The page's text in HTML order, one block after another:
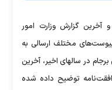
گزارش وزارت امور
و با پیوست‌های مختلف ارسالی به
در سالهای اخیر، آخرین
توضیح داده شده